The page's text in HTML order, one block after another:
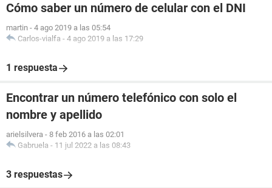
Cómo saber un número de celular con el DNI
martin - 4 ago 2019 a las 05:54
Carlos-vialfa - 4 ago 2019 a las 17:29
1 respuesta
Encontrar un número telefónico con solo el
nombre y apellido
arielsilvera - 8 feb 2016 a las 02:01
Gabruela - 11 jul 2022 a las 08:43
3 respuestas